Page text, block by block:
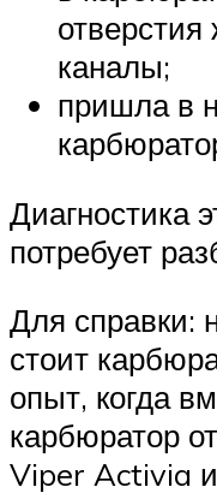
каналы;
пришла в
Диагностика
потребует
Для справки:
стоит
опыт, когда
карбюратор
Viper Activia